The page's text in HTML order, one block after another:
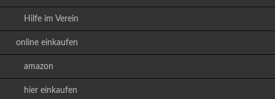
Hilfe im Verein
online einkaufen
amazon
hier einkaufen